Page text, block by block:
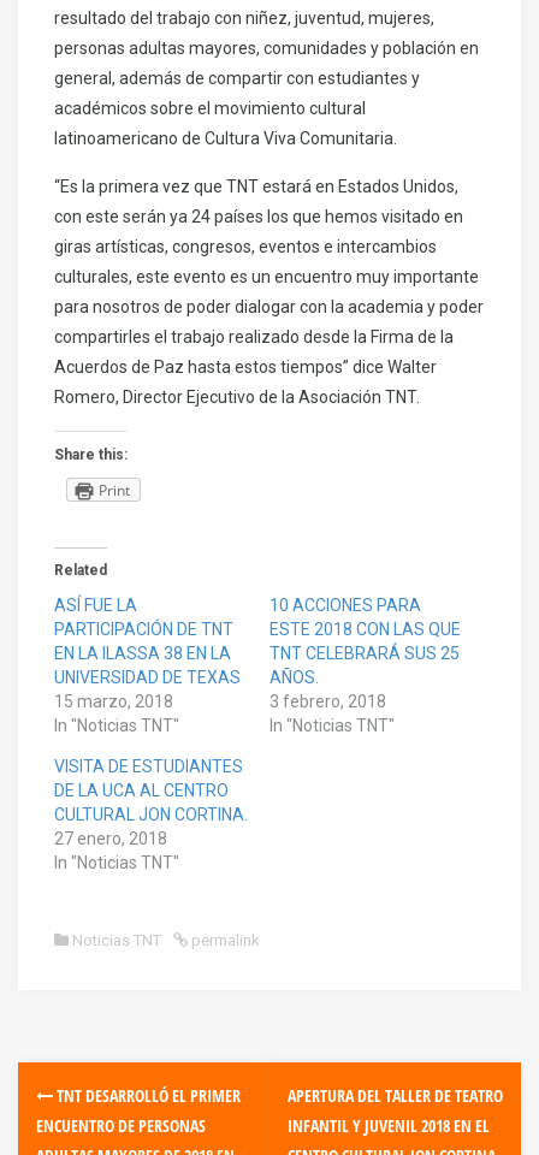
resultado del trabajo con niñez, juventud, mujeres,
personas adultas mayores, comunidades y población en
general, además de compartir con estudiantes y
académicos sobre el movimiento cultural
latinoamericano de Cultura Viva Comunitaria.
“Es la primera vez que TNT estará en Estados Unidos,
con este serán ya 24 países los que hemos visitado en
giras artísticas, congresos, eventos e intercambios
culturales, este evento es un encuentro muy importante
para nosotros de poder dialogar con la academia y poder
compartirles el trabajo realizado desde la Firma de la
Acuerdos de Paz hasta estos tiempos” dice Walter
Romero, Director Ejecutivo de la Asociación TNT.
Share this:
Print
Related
ASÍ FUE LA
PARTICIPACIÓN DE TNT
EN LA ILASSA 38 EN LA
UNIVERSIDAD DE TEXAS
15 marzo, 2018
In "Noticias TNT"
10 ACCIONES PARA
ESTE 2018 CON LAS QUE
TNT CELEBRARÁ SUS 25
AÑOS.
3 febrero, 2018
In "Noticias TNT"
VISITA DE ESTUDIANTES
DE LA UCA AL CENTRO
CULTURAL JON CORTINA.
27 enero, 2018
In "Noticias TNT"
Noticias TNT permalink
TNT DESARROLLÓ EL PRIMER
ENCUENTRO DE PERSONAS
APERTURA DEL TALLER DE TEATRO
INFANTIL Y JUVENIL 2018 EN EL